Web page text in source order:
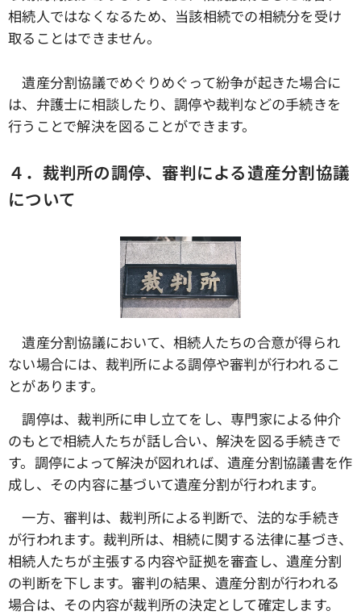
相続人ではなくなるため、当該相続での相続分を受け
取ることはできません。
遺産分割協議でめぐりめぐって紛争が起きた場合に
は、弁護士に相談したり、調停や裁判などの手続きを
行うことで解決を図ることができます。
４．裁判所の調停、審判による遺産分割協議
について
遺産分割協議において、相続人たちの合意が得られ
ない場合には、裁判所による調停や審判が行われるこ
とがあります。
調停は、裁判所に申し立てをし、専門家による仲介
のもとで相続人たちが話し合い、解決を図る手続きで
す。調停によって解決が図れれば、遺産分割協議書を作
成し、その内容に基づいて遺産分割が行われます。
一方、審判は、裁判所による判断で、法的な手続き
が行われます。裁判所は、相続に関する法律に基づき、
相続人たちが主張する内容や証拠を審査し、遺産分割
の判断を下します。審判の結果、遺産分割が行われる
場合は、その内容が裁判所の決定として確定します。